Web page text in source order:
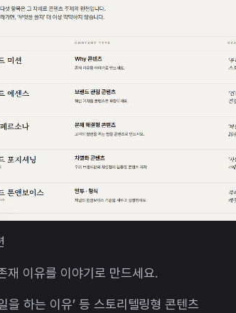
재 이유를 이야기로 만드세요.
을 하는 이유’ 등 스토리텔링형 콘텐츠